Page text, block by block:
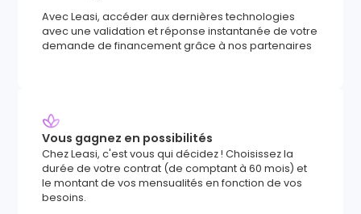
Avec Leasi, accéder aux dernières technologies
avec une validation et réponse instantanée de votre
demande de financement grâce à nos partenaires
Vous gagnez en possibilités
Chez Leasi, c'est vous qui décidez ! Choisissez la
durée de votre contrat (de comptant à 60 mois) et
le montant de vos mensualités en fonction de vos
besoins.